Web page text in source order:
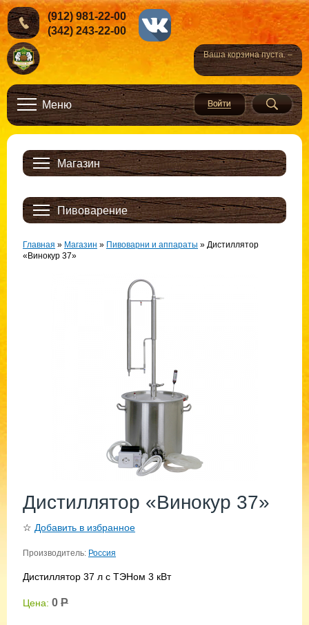
Ваша корзина пуста. –
(912) 981-22-00
(342) 243-22-00
Меню
Магазин
Пивоварение
Главная » Магазин » Пивоварни и аппараты » Дистиллятор
«Винокур 37»
Дистиллятор «Винокур 37»
☆ Добавить в избранное
Производитель: Россия
Дистиллятор 37 л с ТЭНом 3 кВт
Цена: 0 Р